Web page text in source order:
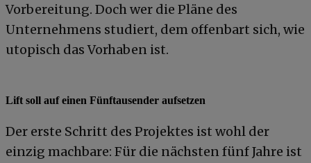
Vorbereitung. Doch wer die Pläne des
Unternehmens studiert, dem offenbart sich, wie
utopisch das Vorhaben ist.
Lift soll auf einen Fünftausender aufsetzen
Der erste Schritt des Projektes ist wohl der
einzig machbare: Für die nächsten fünf Jahre ist